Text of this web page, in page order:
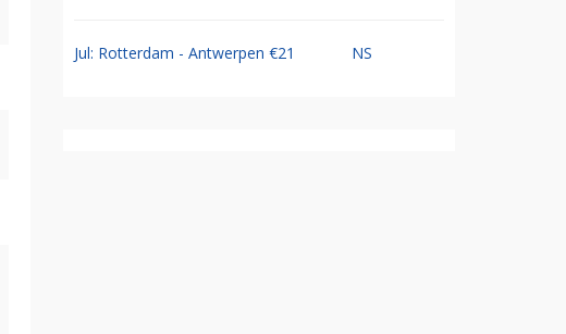
Jul: Rotterdam - Antwerpen €21 NS